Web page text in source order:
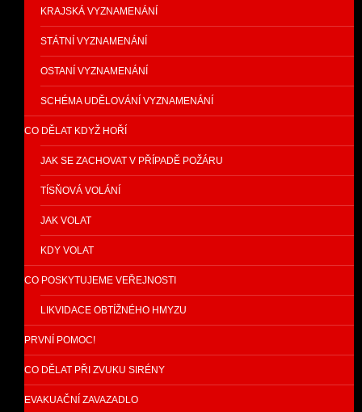
KRAJSKÁ VYZNAMENÁNÍ
STÁTNÍ VYZNAMENÁNÍ
OSTANÍ VYZNAMENÁNÍ
SCHÉMA UDĚLOVÁNÍ VYZNAMENÁNÍ
CO DĚLAT KDYŽ HOŘÍ
JAK SE ZACHOVAT V PŘÍPADĚ POŽÁRU
TÍSŇOVÁ VOLÁNÍ
JAK VOLAT
KDY VOLAT
CO POSKYTUJEME VEŘEJNOSTI
LIKVIDACE OBTÍŽNÉHO HMYZU
PRVNÍ POMOC!
CO DĚLAT PŘI ZVUKU SIRÉNY
EVAKUAČNÍ ZAVAZADLO